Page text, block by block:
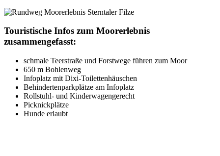
Touristische Infos zum Moorerlebnis
zusammengefasst:
schmale Teerstraße und Forstwege führen zum Moor
650 m Bohlenweg
Infoplatz mit Dixi-Toilettenhäuschen
Behindertenparkplätze am Infoplatz
Rollstuhl- und Kinderwagengerecht
Picknickplätze
Hunde erlaubt